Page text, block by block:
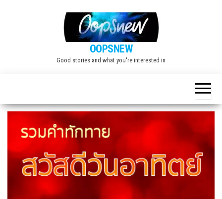
OOPSNEW
Good stories and what you're interested in